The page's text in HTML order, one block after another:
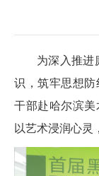
为深入推进
识，筑牢思想
干部赴哈尔滨美
以艺术浸润心灵